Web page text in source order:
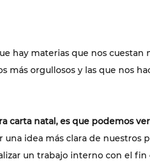
hay materias que nos cuestan
más orgullosos y las que nos
carta natal, es que podemos
una idea más clara de nuestros
un trabajo interno con el fin